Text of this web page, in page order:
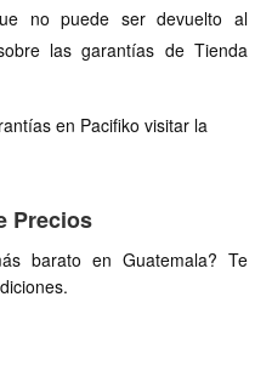
no puede ser devuelto al
las garantías de Tienda
en Pacifiko visitar la
Precios
barato en Guatemala? Te